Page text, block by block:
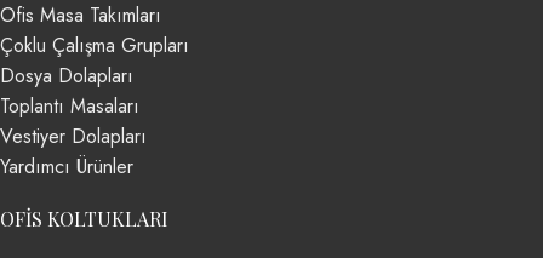
Ofis Masa Takımları
Çoklu Çalışma Grupları
Dosya Dolapları
Toplantı Masaları
Vestiyer Dolapları
Yardımcı Ürünler
OFIS KOLTUKLARI